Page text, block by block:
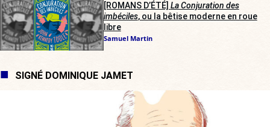
[ROMANS D’ÉTÉ] La Conjuration des
imbéciles, ou la bêtise moderne en roue
libre
Samuel Martin
SIGNÉ DOMINIQUE JAMET